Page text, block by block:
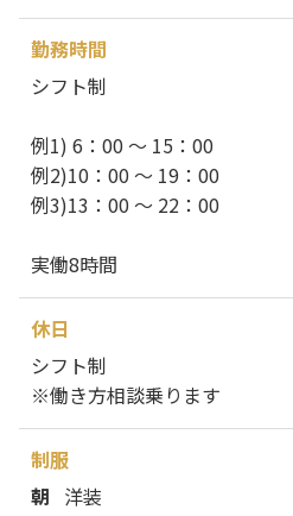
勤務時間
シフト制
例1) 6：00 ～ 15：00
例2)10：00 ～ 19：00
例3)13：00 ～ 22：00
実働8時間
休日
シフト制
※働き方相談乗ります
制服
朝 洋装